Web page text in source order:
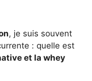
, je suis souvent
: quelle est
et la whey